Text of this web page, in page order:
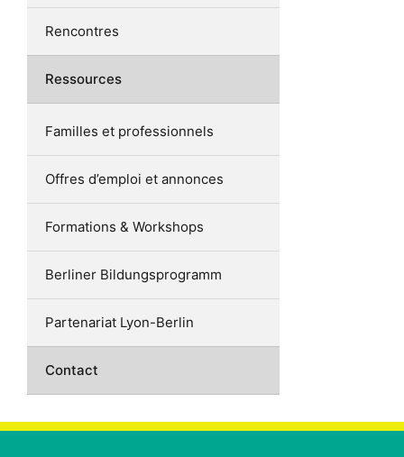
Rencontres
Ressources
Familles et professionnels
Offres d’emploi et annonces
Formations & Workshops
Berliner Bildungsprogramm
Partenariat Lyon-Berlin
Contact